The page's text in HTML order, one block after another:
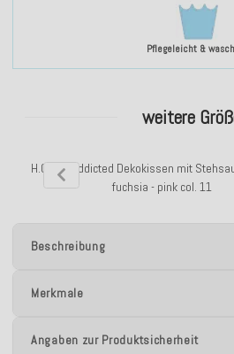
Pflegeleicht &
weitere
H.O.C.K. Addicted Dekokissen mit
fuchsia - pink col. 11
Beschreibung
Merkmale
Angaben zur Produktsicherheit